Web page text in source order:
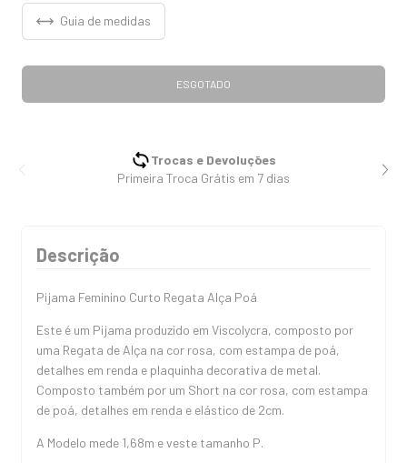
Guia de medidas
Trocas e Devoluções
Primeira Troca Grátis em 7 dias
Descrição
Pijama Feminino Curto Regata Alça Poá
Este é um Pijama produzido em Viscolycra, composto por
uma Regata de Alça na cor rosa, com estampa de poá,
detalhes em renda e plaquinha decorativa de metal.
Composto também por um Short na cor rosa, com estampa
de poá, detalhes em renda e elástico de 2cm.
A Modelo mede 1,68m e veste tamanho P.